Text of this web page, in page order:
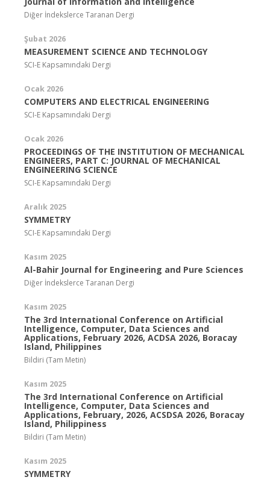
Diğer İndekslerce Taranan Dergi
Şubat 2026
MEASUREMENT SCIENCE AND TECHNOLOGY
SCI-E Kapsamındaki Dergi
Ocak 2026
COMPUTERS AND ELECTRICAL ENGINEERING
SCI-E Kapsamındaki Dergi
Ocak 2026
PROCEEDINGS OF THE INSTITUTION OF MECHANICAL
ENGINEERS, PART C: JOURNAL OF MECHANICAL
ENGINEERING SCIENCE
SCI-E Kapsamındaki Dergi
Aralık 2025
SYMMETRY
SCI-E Kapsamındaki Dergi
Kasım 2025
Al-Bahir Journal for Engineering and Pure Sciences
Diğer İndekslerce Taranan Dergi
Kasım 2025
The 3rd International Conference on Artificial
Intelligence, Computer, Data Sciences and
Applications, February 2026, ACDSA 2026, Boracay
Island, Philippines
Bildiri (Tam Metin)
Kasım 2025
The 3rd International Conference on Artificial
Intelligence, Computer, Data Sciences and
Applications, February, 2026, ACSDSA 2026, Boracay
Island, Philippiness
Bildiri (Tam Metin)
Kasım 2025
SYMMETRY